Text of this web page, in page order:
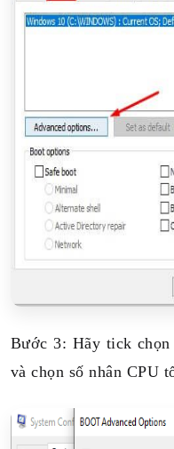
Bước 3: Hãy tick chọn
và chọn số nhân CPU